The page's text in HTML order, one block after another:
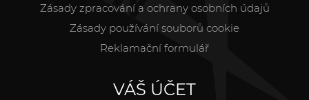
Zásady zpracování a ochrany osobních údajů
Zásady používání souborů cookie
Reklamační formulář
VÁŠ ÚČET